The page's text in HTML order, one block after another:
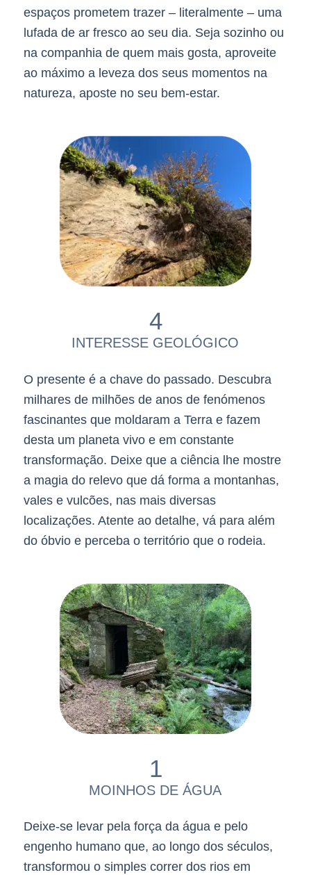
espaços prometem trazer – literalmente – uma
lufada de ar fresco ao seu dia. Seja sozinho ou
na companhia de quem mais gosta, aproveite
ao máximo a leveza dos seus momentos na
natureza, aposte no seu bem-estar.
4
INTERESSE GEOLÓGICO
O presente é a chave do passado. Descubra
milhares de milhões de anos de fenómenos
fascinantes que moldaram a Terra e fazem
desta um planeta vivo e em constante
transformação. Deixe que a ciência lhe mostre
a magia do relevo que dá forma a montanhas,
vales e vulcões, nas mais diversas
localizações. Atente ao detalhe, vá para além
do óbvio e perceba o território que o rodeia.
1
MOINHOS DE ÁGUA
Deixe-se levar pela força da água e pelo
engenho humano que, ao longo dos séculos,
transformou o simples correr dos rios em